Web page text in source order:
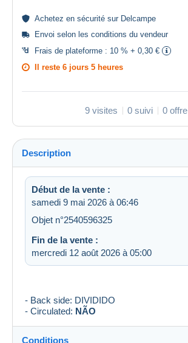
Achetez en sécurité sur Delcampe
Envoi selon les conditions du vendeur
Frais de plateforme : 10 % + 0,30 €
Il reste 6 jours 5 heures
9 visites 0 suivi 0 offre
Description
Début de la vente :
samedi 9 mai 2026 à 06:46
Objet n°2540596325
Fin de la vente :
mercredi 12 août 2026 à 05:00
- Back side: DIVIDIDO
- Circulated: NÃO
Conditions